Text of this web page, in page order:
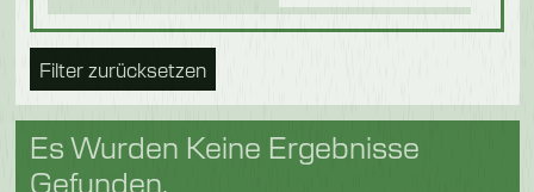
Verarbeitung von Lebensmitteln
Bäckerei
Lebensmittel der Zukunft
Nahrung für Haustiere
Schokolade
Süßwaren
Molkerei
Fische
Filter zurücksetzen
Es Wurden Keine Ergebnisse
Gefunden.